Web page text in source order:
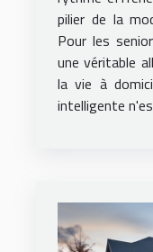
pilier de la
Pour les
une véritable
la vie à
intelligente